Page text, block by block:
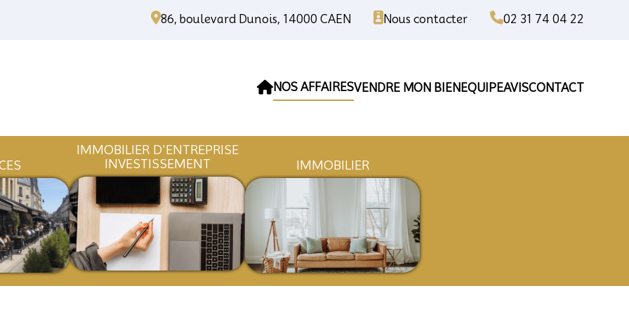
86, boulevard Dunois, 14000 CAEN Nous contacter 02 31 74 04 22
NOS AFFAIRESVENDRE MON BIEN EQUIPEAVISCONTACT
IMMOBILIER D'ENTREPRISE
INVESTISSEMENT IMMOBILIER